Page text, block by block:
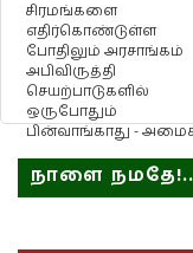
சிரமங்களை
எதிர்கொண்டுள்ள
போதிலும் அரசாங்கம்
அபிவிருத்தி
செயற்பாடுகளில்
ஒருபோதும்
பின்வாங்காது -
நாளை